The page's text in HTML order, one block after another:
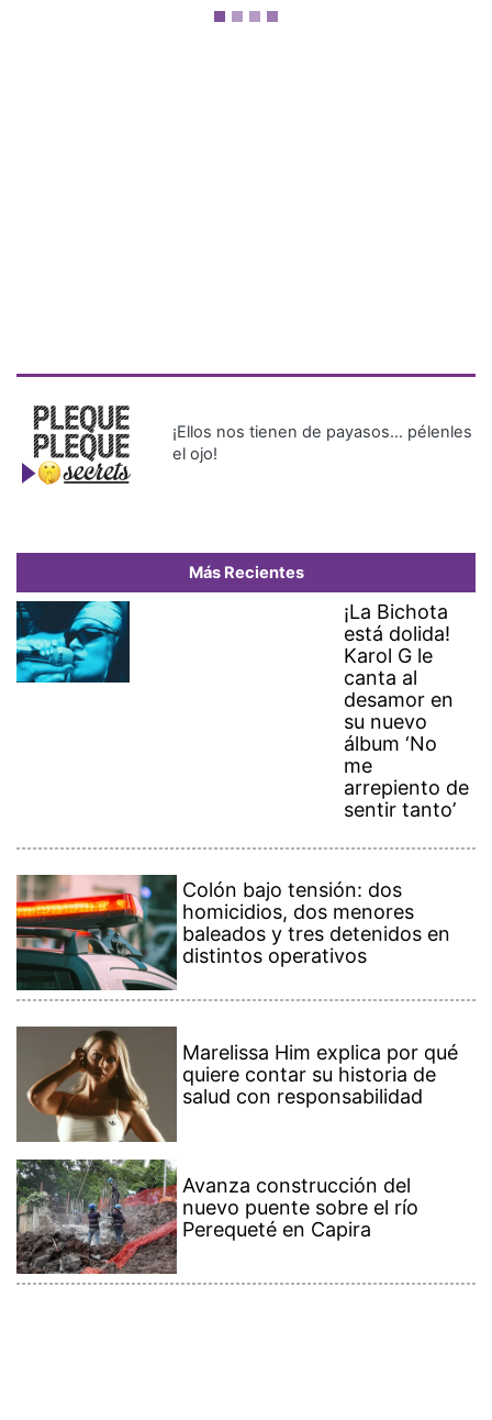
¡Ellos nos tienen de payasos… pélenles
el ojo!
Más Recientes
¡La Bichota
está dolida!
Karol G le
canta al
desamor en
su nuevo
álbum ‘No
me
arrepiento de
sentir tanto’
Colón bajo tensión: dos
homicidios, dos menores
baleados y tres detenidos en
distintos operativos
Marelissa Him explica por qué
quiere contar su historia de
salud con responsabilidad
Avanza construcción del
nuevo puente sobre el río
Perequeté en Capira